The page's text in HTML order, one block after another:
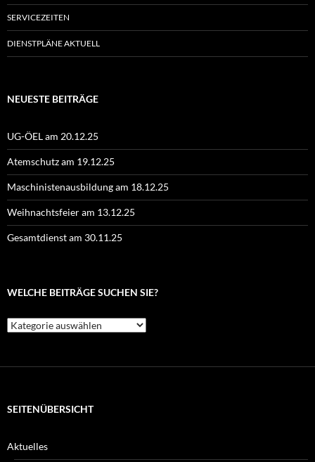
SERVICEZEITEN
DIENSTPLÄNE AKTUELL
NEUESTE BEITRÄGE
UG-ÖEL am 20.12.25
Atemschutz am 19.12.25
Maschinistenausbildung am 18.12.25
Weihnachtsfeier am 13.12.25
Gesamtdienst am 30.11.25
WELCHE BEITRÄGE SUCHEN SIE?
Welche
Beiträge
SEITENÜBERSICHT
Aktuelles